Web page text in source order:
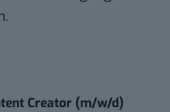
Creator (m/w/d)